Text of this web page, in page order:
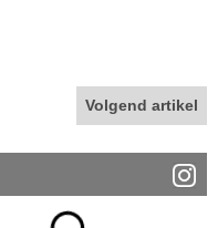
Volgend artikel